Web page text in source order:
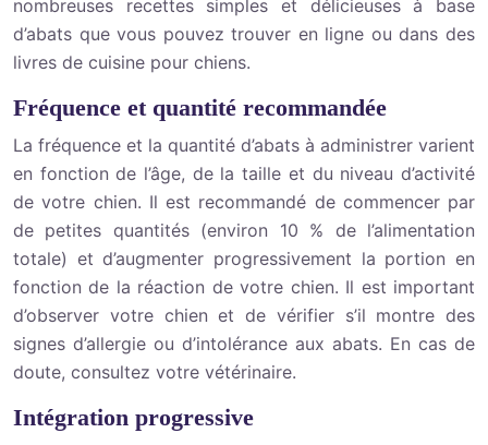
nombreuses recettes simples et délicieuses à base
d’abats que vous pouvez trouver en ligne ou dans des
livres de cuisine pour chiens.
Fréquence et quantité recommandée
La fréquence et la quantité d’abats à administrer varient
en fonction de l’âge, de la taille et du niveau d’activité
de votre chien. Il est recommandé de commencer par
de petites quantités (environ 10 % de l’alimentation
totale) et d’augmenter progressivement la portion en
fonction de la réaction de votre chien. Il est important
d’observer votre chien et de vérifier s’il montre des
signes d’allergie ou d’intolérance aux abats. En cas de
doute, consultez votre vétérinaire.
Intégration progressive